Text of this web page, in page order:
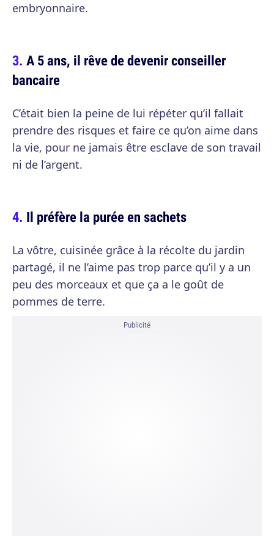
embryonnaire.
A 5 ans, il rêve de devenir conseiller
bancaire
C’était bien la peine de lui répéter qu’il fallait
prendre des risques et faire ce qu’on aime dans
la vie, pour ne jamais être esclave de son travail
ni de l’argent.
Il préfère la purée en sachets
La vôtre, cuisinée grâce à la récolte du jardin
partagé, il ne l’aime pas trop parce qu’il y a un
peu des morceaux et que ça a le goût de
pommes de terre.
Publicité